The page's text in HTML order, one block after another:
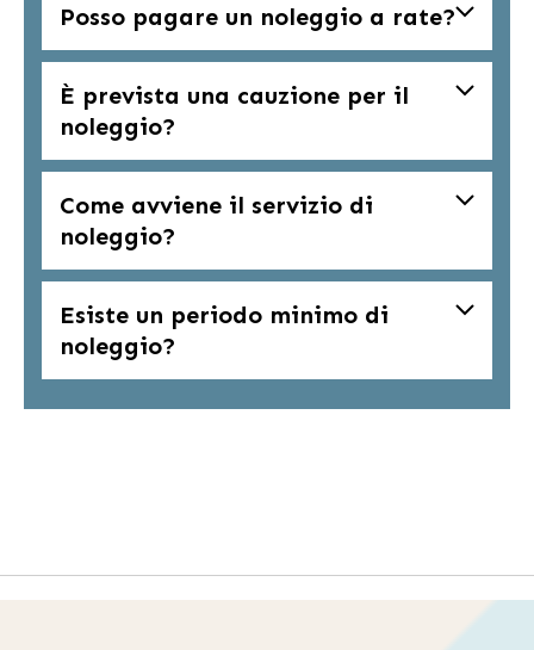
Posso pagare un noleggio a rate?
È prevista una cauzione per il
noleggio?
Come avviene il servizio di
noleggio?
Esiste un periodo minimo di
noleggio?